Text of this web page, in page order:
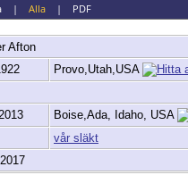
| Alla| PDF
Afton
Provo,Utah,USA
Boise,Ada, Idaho, USA
vår släkt